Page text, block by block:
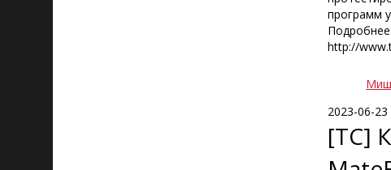
программ
Подробнее:
http://
2023-06-
[TC]